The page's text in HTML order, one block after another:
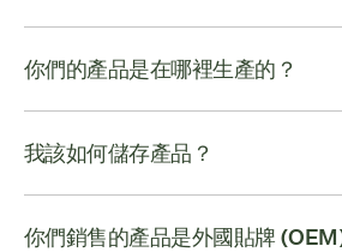
你們的產品是在哪裡生產的？
我該如何儲存產品？
你們銷售的產品是外國貼牌